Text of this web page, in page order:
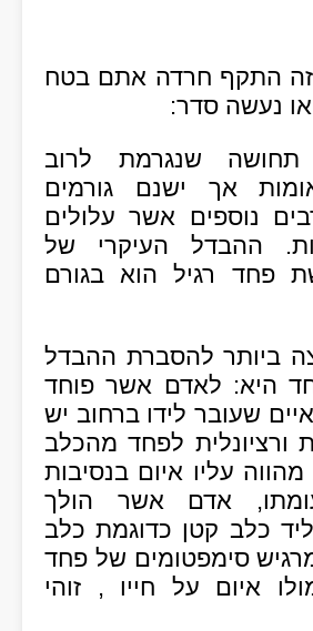
התקף חרדה אתם בטח
נעשה סדר:
תחושה שנגרמת לרוב
אך ישנם גורמים
נוספים אשר עלולים
ההבדל העיקרי של
פחד רגיל הוא בגורם
ביותר להסברת ההבדל
היא: לאדם אשר פוחד
שעובר לידו ברחוב יש
ורציונלית לפחד מהכלב
עליו איום בנסיבות
אדם אשר הולך
כלב קטן כדוגמת כלב
סימפטומים של פחד
איום על חייו , זוהי